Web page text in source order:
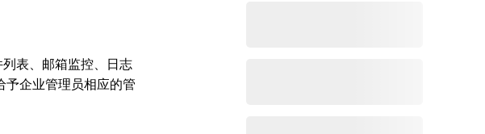
表、邮箱监控、日志
予企业管理员相应的管